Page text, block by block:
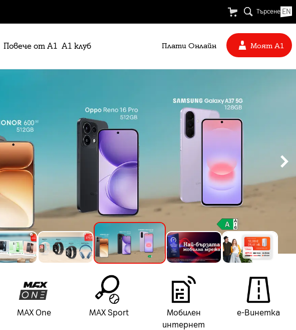
Търсене EN
Повече от А1 А1 клуб Плати Oнлайн Моят А1
MAX One MAX Sport
Мобилен
интернет
е-Винетка